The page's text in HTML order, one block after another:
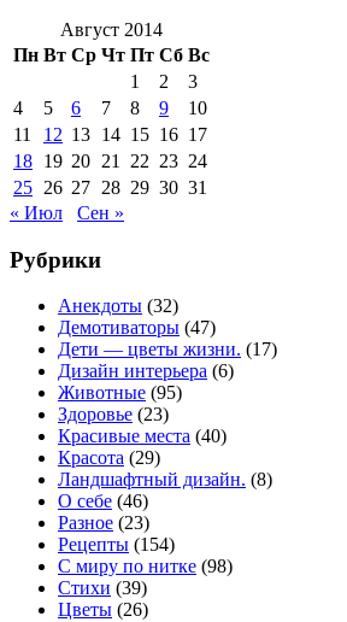
Август 2014
Пн Вт Ср Чт Пт Сб Вс
1
2
3
4
5 6 7 8 9
10
11
12 13 14 15 16 17
18 19 20 21 22 23 24
25 26 27 28 29 30 31
« Июл
Сен »
Рубрики
Анекдоты (32)
Демотиваторы (47)
Дети — цветы жизни. (17)
Дизайн интерьера (6)
Животные (95)
Здоровье (23)
Красивые места (40)
Красота (29)
Ландшафтный дизайн. (8)
О себе (46)
Разное (23)
Рецепты (154)
С миру по нитке (98)
Стихи (39)
Цветы (26)